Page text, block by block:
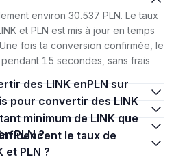
environ 30.537 PLN. Le taux
et PLN est mis à jour en temps
fois ta conversion confirmée, le
15 secondes, sans frais
PLN ?
et PLN ?